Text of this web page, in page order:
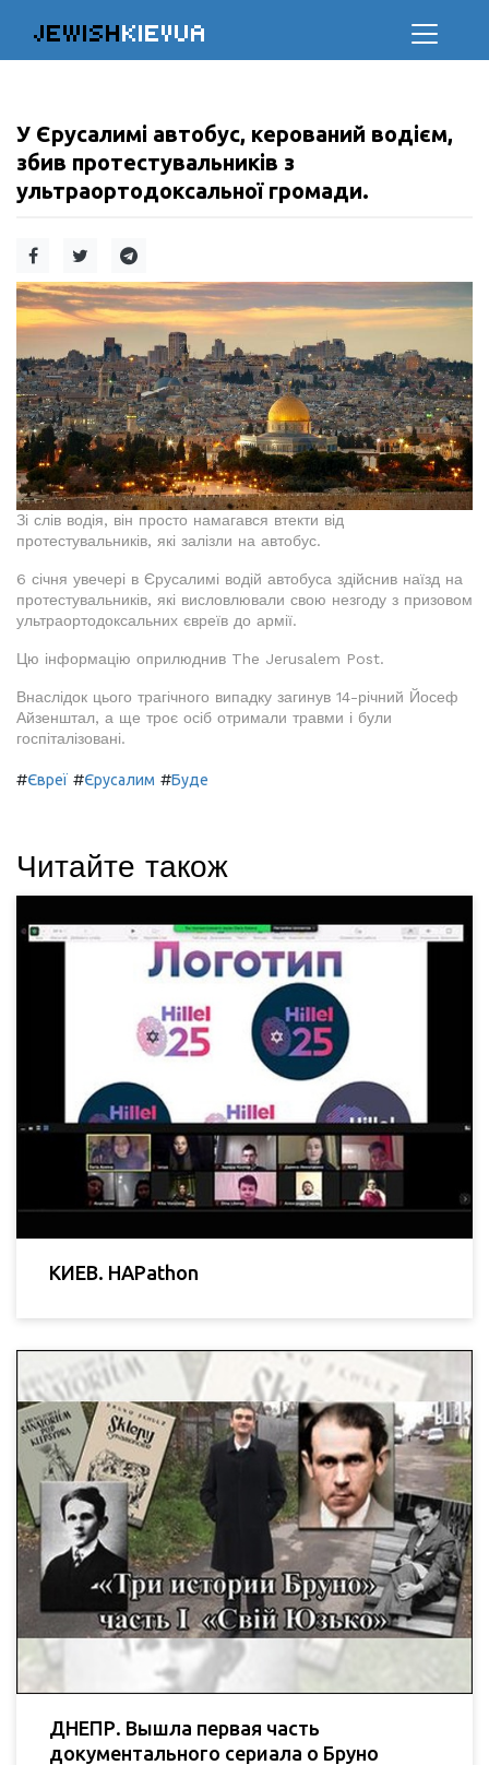
JEWISHKIEVUA
У Єрусалимі автобус, керований водієм,
збив протестувальників з
ультраортодоксальної громади.
Зі слів водія, він просто намагався втекти від
протестувальників, які залізли на автобус.
6 січня увечері в Єрусалимі водій автобуса здійснив наїзд на
протестувальників, які висловлювали свою незгоду з призовом
ультраортодоксальних євреїв до армії.
Цю інформацію оприлюднив The Jerusalem Post.
Внаслідок цього трагічного випадку загинув 14-річний Йосеф
Айзенштал, а ще троє осіб отримали травми і були
госпіталізовані.
#Євреї #Єрусалим #Буде
Читайте також
КИЕВ. HAPathon
ДНЕПР. Вышла первая часть
документального сериала о Бруно